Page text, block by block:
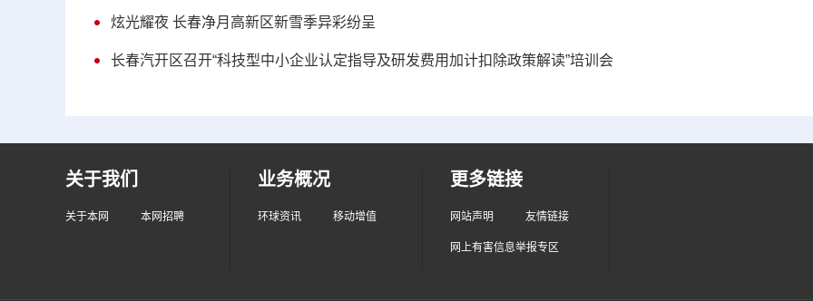
炫光耀夜 长春净月高新区新雪季异彩纷呈
长春汽开区召开“科技型中小企业认定指导及研发费用加计扣除政策解读”培训会
关于我们
关于本网 本网招聘
业务概况
环球资讯 移动增值
更多链接
网站声明 友情链接
网上有害信息举报专区